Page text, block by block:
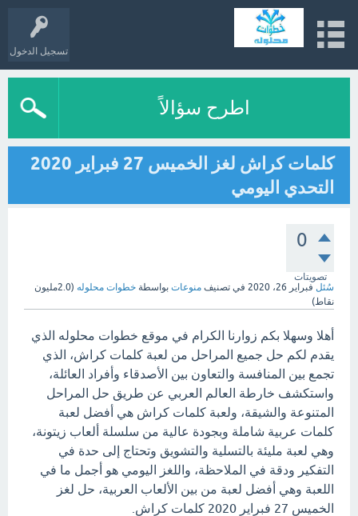
تسجيل الدخول
اطرح سؤالاً
كلمات كراش لغز الخميس 27 فبراير 2020
التحدي اليومي
0
تصويتات
سُئل فبراير 26، 2020 في تصنيف منوعات بواسطة خطوات محلوله (2.0مليون
نقاط)
أهلا وسهلا بكم زوارنا الكرام في موقع خطوات محلوله الذي
يقدم لكم حل جميع المراحل من لعبة كلمات كراش، الذي
تجمع بين المنافسة والتعاون بين الأصدقاء وأفراد العائلة،
واستكشف خارطة العالم العربي عن طريق حل المراحل
المتنوعة والشيقة، ولعبة كلمات كراش هي أفضل لعبة
كلمات عربية شاملة وبجودة عالية من سلسلة ألعاب زيتونة،
وهي لعبة مليئة بالتسلية والتشويق وتحتاج إلى حدة في
التفكير ودقة في الملاحظة، واللغز اليومي هو أجمل ما في
اللعبة وهي أفضل لعبة من بين الألعاب العربية، حل لغز
الخميس 27 فبراير 2020 كلمات كراش.